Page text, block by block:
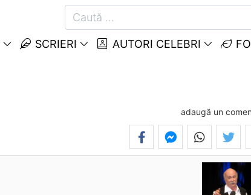
SCRIERI AUTORI CELEBRI
adaugă un